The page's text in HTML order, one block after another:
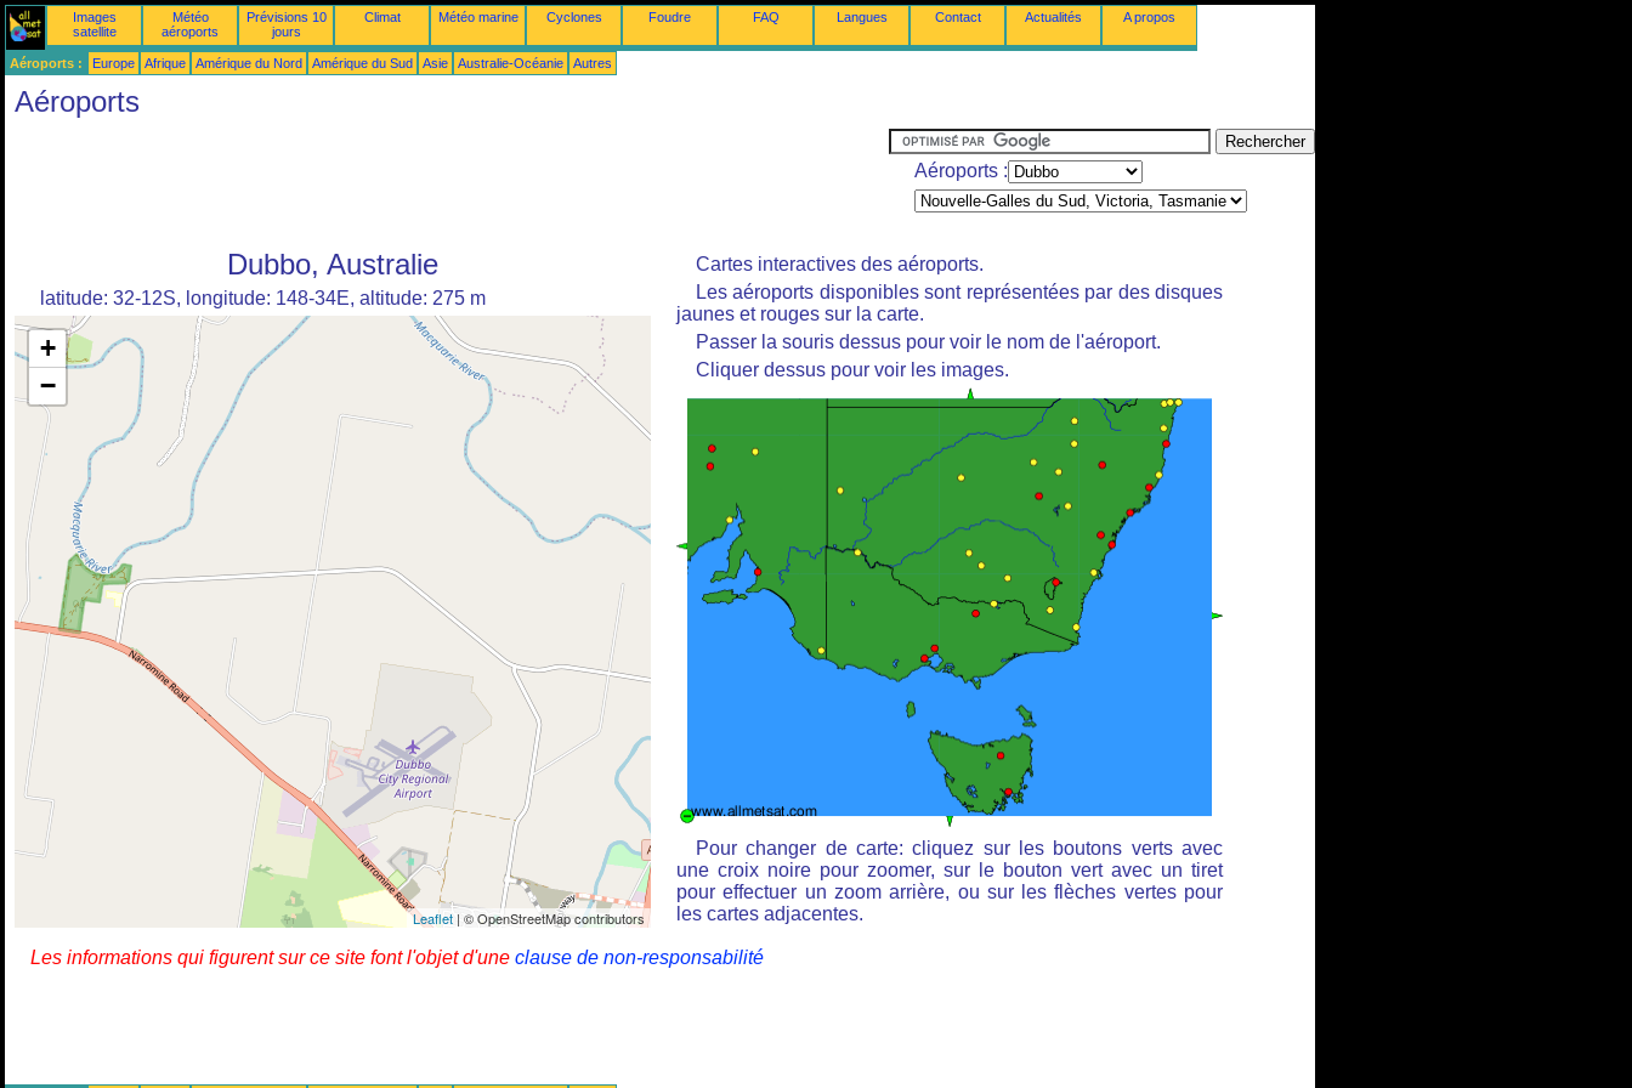
Images
satellite
Météo
aéroports
Prévisions 10
jours
Climat Météo marine Cyclones Foudre FAQ Langues Contact Actualités A propos
Aéroports : Europe Afrique Amérique du Nord Amérique du Sud Asie Australie-Océanie Autres
Aéroports
Aéroports :
Dubbo, Australie
latitude: 32-12S, longitude: 148-34E, altitude: 275 m
+
−
Leaflet | © OpenStreetMap contributors
Cartes interactives des aéroports.
Les aéroports disponibles sont représentées par des disques
jaunes et rouges sur la carte.
Passer la souris dessus pour voir le nom de l'aéroport.
Cliquer dessus pour voir les images.
Pour changer de carte: cliquez sur les boutons verts avec
une croix noire pour zoomer, sur le bouton vert avec un tiret
pour effectuer un zoom arrière, ou sur les flèches vertes pour
les cartes adjacentes.
Les informations qui figurent sur ce site font l'objet d'une clause de non-responsabilité